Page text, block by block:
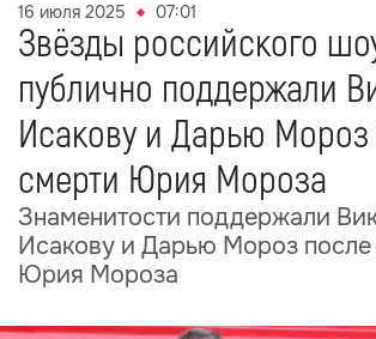
16 июля 2025 07:01
Звёзды российского
публично поддержали
Исакову и Дарью Мороз
смерти Юрия Мороза
Знаменитости поддержали
Исакову и Дарью Мороз после
Юрия Мороза